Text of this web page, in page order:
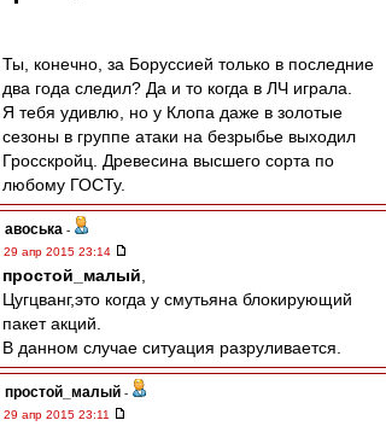
Ты, конечно, за Боруссией только в последние
два года следил? Да и то когда в ЛЧ играла.
Я тебя удивлю, но у Клопа даже в золотые
сезоны в группе атаки на безрыбье выходил
Гросскройц. Древесина высшего сорта по
любому ГОСТу.
авоська -
29 апр 2015 23:14
простой_малый
Цугцванг,это когда у смутьяна блокирующий
пакет акций.
В данном случае ситуация разруливается.
простой_малый -
29 апр 2015 23:11